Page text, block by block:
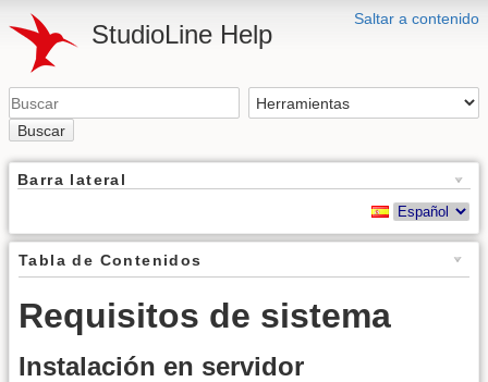
Saltar a contenido
StudioLine Help
Buscar
Barra lateral
Tabla de Contenidos
Requisitos de sistema
Instalación en servidor